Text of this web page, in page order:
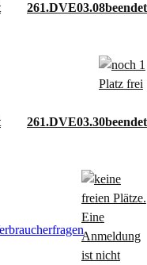
261.DVE03.08
261.DVE03.30